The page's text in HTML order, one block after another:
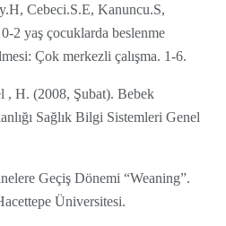
Cebeci.S.E, Kanuncu.S,
2 yaş çocuklarda beslenme
Çok merkezli çalışma. 1-6.
H. (2008, Şubat). Bebek
Sağlık Bilgi Sistemleri Genel
Geçiş Dönemi “Weaning”.
Üniversitesi.